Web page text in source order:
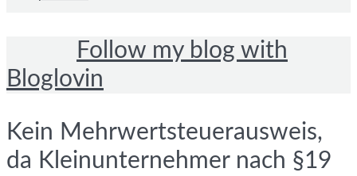
Follow my blog with
Bloglovin
Kein Mehrwertsteuerausweis,
da Kleinunternehmer nach §19